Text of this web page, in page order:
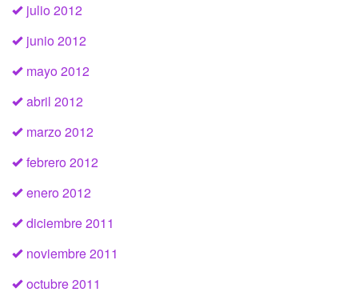
julio 2012
junio 2012
mayo 2012
abril 2012
marzo 2012
febrero 2012
enero 2012
diciembre 2011
noviembre 2011
octubre 2011